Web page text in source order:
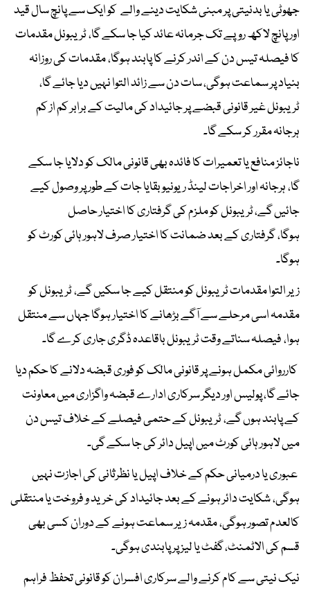
جھوٹی یا بدنیتی پر مبنی شکایت دینے والے کو ایک سے پانچ سال قید
اور پانچ لاکھ روپے تک جرمانہ عائد کیا جا سکے گا، ٹریبونل مقدمات
کا فیصلہ تیس دن کے اندر کرنے کا پابند ہوگا، مقدمات کی روزانہ
بنیاد پر سماعت ہوگی، سات دن سے زائد التوا نہیں دیا جائے گا،
ٹریبونل غیر قانونی قبضے پر جائیداد کی مالیت کے برابر کم از کم
ہرجانہ مقرر کر سکے گا۔
ناجائز منافع یا تعمیرات کا فائدہ بھی قانونی مالک کو دلایا جا سکے
گا، ہرجانہ اور اخراجات لینڈ ریونیو بقایا جات کے طور پر وصول کیے
جائیں گے، ٹریبونل کو ملزم کی گرفتاری کا اختیار حاصل
ہوگا، گرفتاری کے بعد ضمانت کا اختیار صرف لاہور ہائی کورٹ کو
ہوگا۔
زیر التوا مقدمات ٹریبونل کو منتقل کیے جا سکیں گے، ٹریبونل کو
مقدمہ اسی مرحلے سے آگے بڑھانے کا اختیار ہوگا جہاں سے منتقل
ہوا، فیصلہ سناتے وقت ٹریبونل باقاعدہ ڈگری جاری کرے گا۔
کارروائی مکمل ہونے پر قانونی مالک کو فوری قبضہ دلانے کا حکم دیا
جائے گا، پولیس اور دیگر سرکاری ادارے قبضہ واگزاری میں معاونت
کے پابند ہوں گے، ٹریبونل کے حتمی فیصلے کے خلاف تیس دن
میں لاہور ہائی کورٹ میں اپیل دائر کی جا سکے گی۔
عبوری یا درمیانی حکم کے خلاف اپیل یا نظرثانی کی اجازت نہیں
ہوگی، شکایت دائر ہونے کے بعد جائیداد کی خرید و فروخت یا منتقلی
کالعدم تصور ہوگی، مقدمہ زیر سماعت ہونے کے دوران کسی بھی
قسم کی الاٹمنٹ، گفٹ یا لیز پر پابندی ہوگی۔
نیک نیتی سے کام کرنے والے سرکاری افسران کو قانونی تحفظ فراہم